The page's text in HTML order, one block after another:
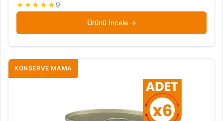
★★★★★ 9
Ürünü İncele
KONSERVE MAMA